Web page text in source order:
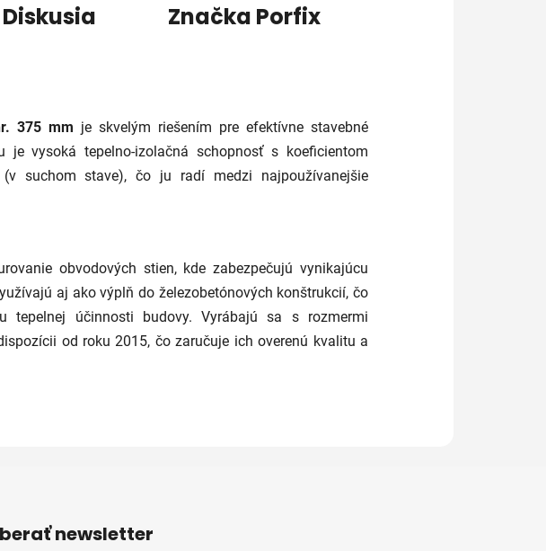
Diskusia Značka Porfix
375 mm je skvelým riešením pre efektívne stavebné
je vysoká tepelno-izolačná schopnosť s koeficientom
suchom stave), čo ju radí medzi najpoužívanejšie
obvodových stien, kde zabezpečujú vynikajúcu
aj ako výplň do železobetónových konštrukcií, čo
tepelnej účinnosti budovy. Vyrábajú sa s rozmermi
od roku 2015, čo zaručuje ich overenú kvalitu a
newsletter